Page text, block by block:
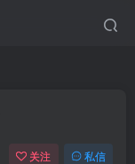
关注 私信